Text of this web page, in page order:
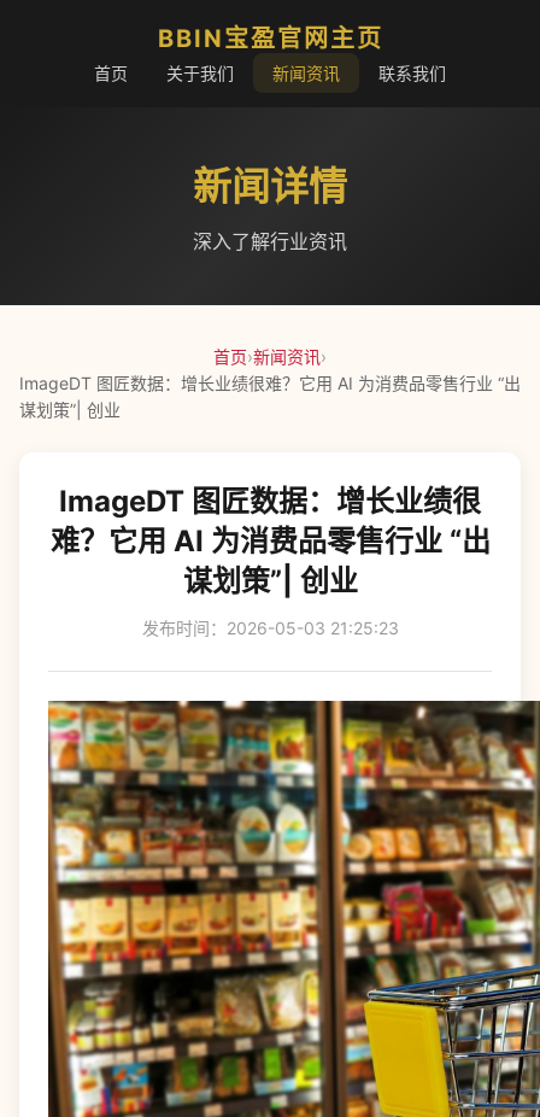
BBIN宝盈官网主页
首页 关于我们 新闻资讯 联系我们
新闻详情
深入了解行业资讯
首页›新闻资讯›
ImageDT 图匠数据：增长业绩很难？它用 AI 为消费品零售行业 “出
谋划策”| 创业
ImageDT 图匠数据：增长业绩很
难？它用 AI 为消费品零售行业 “出
谋划策”| 创业
发布时间：2026-05-03 21:25:23